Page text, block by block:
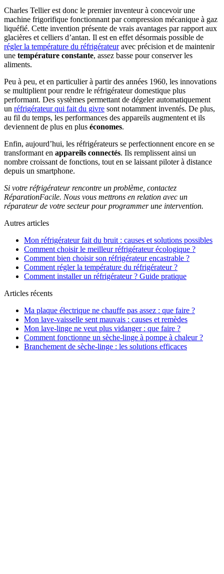
Charles Tellier est donc le premier inventeur à concevoir une
machine frigorifique fonctionnant par compression mécanique à gaz
liquéfié. Cette invention présente de vrais avantages par rapport aux
glacières et celliers d’antan. Il est en effet désormais possible de
régler la température du réfrigérateuravec précision et de maintenir
une température constante, assez basse pour conserver les
aliments.
Peu à peu, et en particulier à partir des années 1960, les innovations
se multiplient pour rendre le réfrigérateur domestique plus
performant. Des systèmes permettant de dégeler automatiquement
un réfrigérateur qui fait du givre sont notamment inventés. De plus,
au fil du temps, les performances des appareils augmentent et ils
deviennent de plus en plus économes.
Enfin, aujourd’hui, les réfrigérateurs se perfectionnent encore en se
transformant en appareils connectés. Ils remplissent ainsi un
nombre croissant de fonctions, tout en se laissant piloter à distance
depuis un smartphone.
Si votre réfrigérateur rencontre un problème, contactez
RéparationFacile. Nous vous mettrons en relation avec un
réparateur de votre secteur pour programmer une intervention.
Autres articles
Mon réfrigérateur fait du bruit : causes et solutions possibles
Comment choisir le meilleur réfrigérateur écologique ?
Comment bien choisir son réfrigérateur encastrable ?
Comment régler la température du réfrigérateur ?
Comment installer un réfrigérateur ? Guide pratique
Articles récents
Ma plaque électrique ne chauffe pas assez : que faire ?
Mon lave-vaisselle sent mauvais : causes et remèdes
Mon lave-linge ne veut plus vidanger : que faire ?
Comment fonctionne un sèche-linge à pompe à chaleur ?
Branchement de sèche-linge : les solutions efficaces